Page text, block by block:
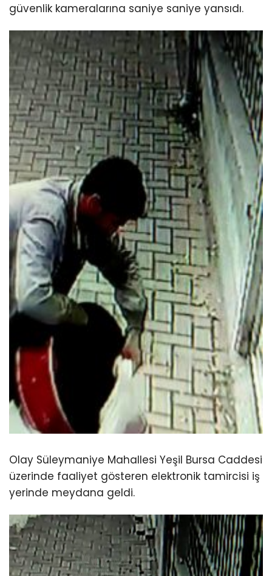
güvenlik kameralarına saniye saniye yansıdı.
Olay Süleymaniye Mahallesi Yeşil Bursa Caddesi
üzerinde faaliyet gösteren elektronik tamircisi iş
yerinde meydana geldi.